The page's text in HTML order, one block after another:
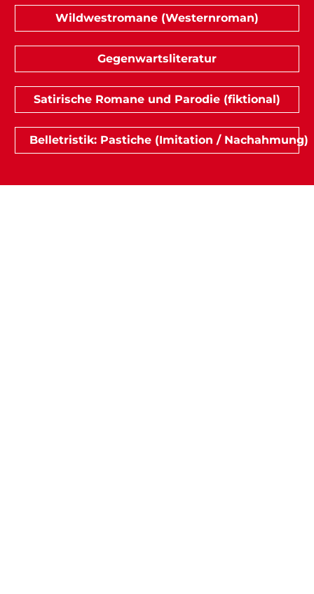
Wildwestromane (Westernroman)
Gegenwartsliteratur
Satirische Romane und Parodie (fiktional)
Belletristik: Pastiche (Imitation / Nachahmung)